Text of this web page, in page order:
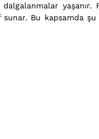
yaşanır.
Bu kapsamda